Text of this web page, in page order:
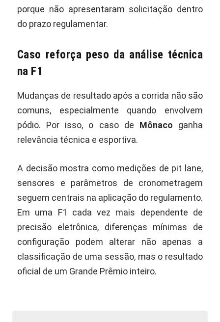
porque não apresentaram solicitação dentro
do prazo regulamentar.
Caso reforça peso da análise técnica
na F1
Mudanças de resultado após a corrida não são
comuns, especialmente quando envolvem
pódio. Por isso, o caso de Mônaco ganha
relevância técnica e esportiva.
A decisão mostra como medições de pit lane,
sensores e parâmetros de cronometragem
seguem centrais na aplicação do regulamento.
Em uma F1 cada vez mais dependente de
precisão eletrônica, diferenças mínimas de
configuração podem alterar não apenas a
classificação de uma sessão, mas o resultado
oficial de um Grande Prêmio inteiro.